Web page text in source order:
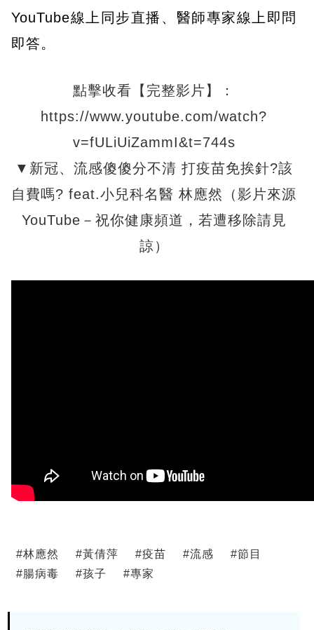
YouTube線上同步直播、醫師專家線上即問
即答。
點擊收看【完整影片】：
https://www.youtube.com/watch?
v=fULiUiZammI&t=744s
▼新冠、流感傻傻分不清 打疫苗免挨針?該
自費嗎? feat.小兒科名醫 林應然（影片來源
YouTube－祝你健康頻道，若遭移除請見
諒）
#林應然 #黃倩萍 #疫苗 #流感 #節目
#腸病毒 #孩子 #專家